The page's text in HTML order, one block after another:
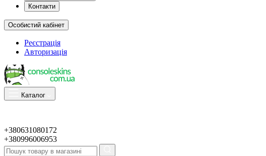
Контакти
Особистий кабінет
Реєстрація
Авторизація
Каталог
+380631080172
+380996006953